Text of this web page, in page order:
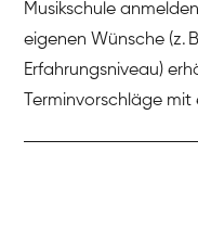
Musikschule
eigenen Wünsche (z.
Erfahrungsniveau)
Terminvorschläge